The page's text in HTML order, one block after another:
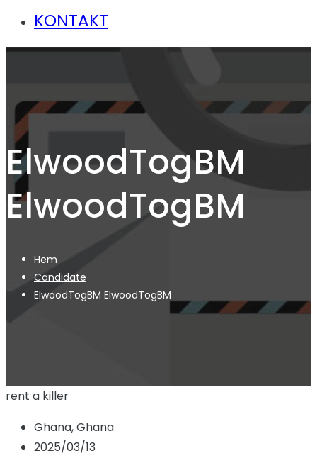
KONTAKT
ElwoodTogBM
ElwoodTogBM
Hem
Candidate
ElwoodTogBM ElwoodTogBM
rent a killer
Ghana, Ghana
2025/03/13